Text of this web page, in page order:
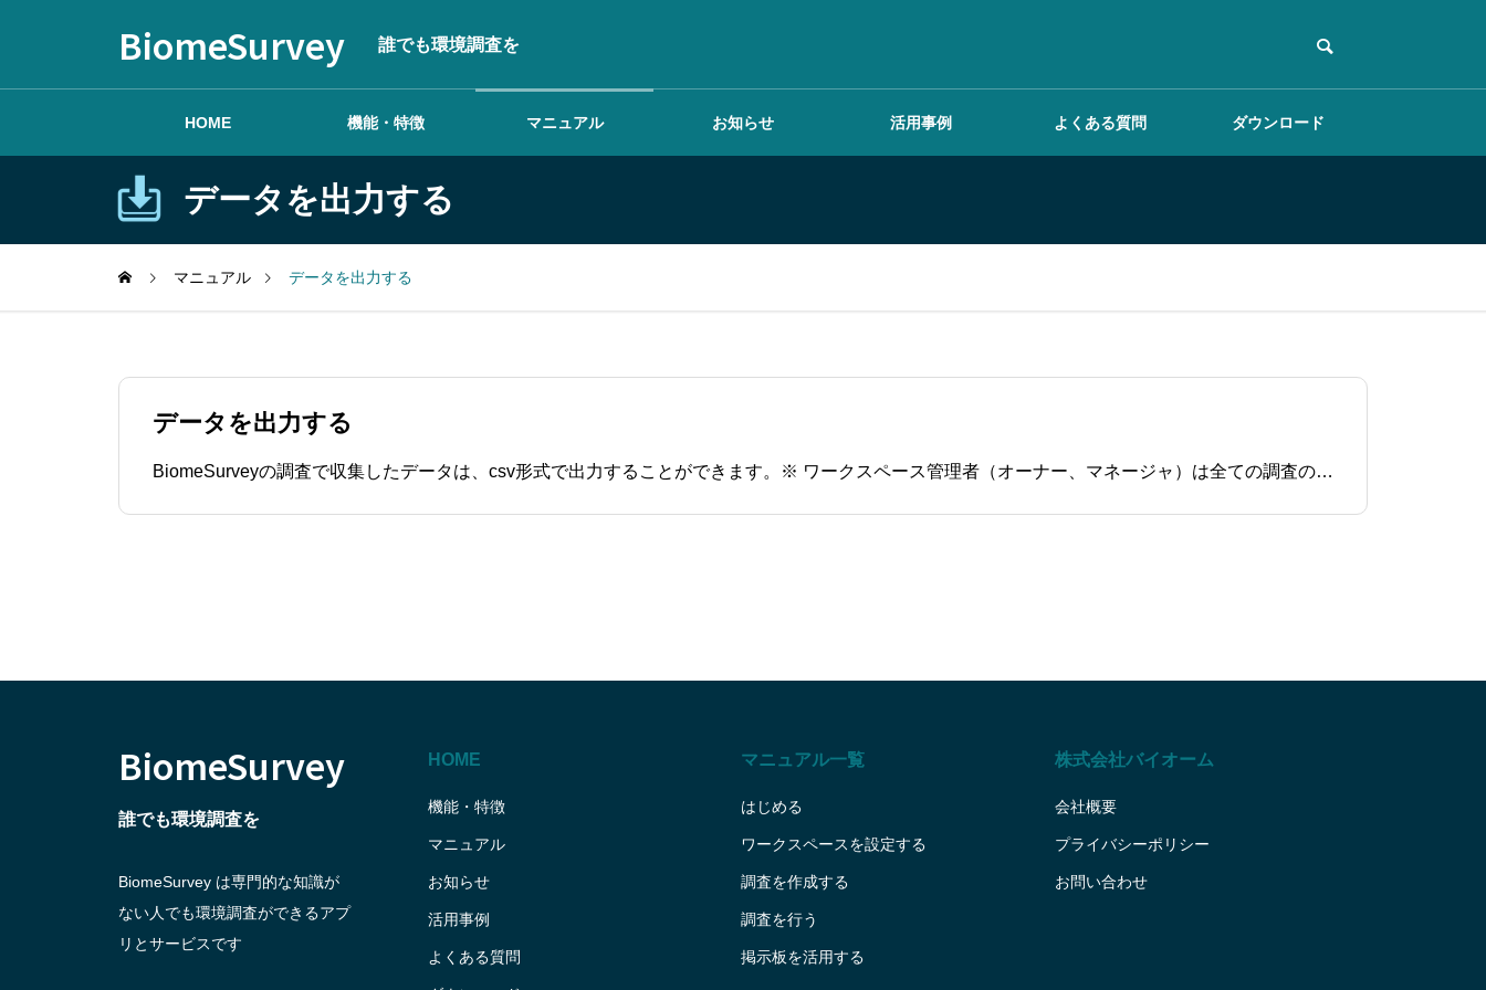
BiomeSurvey 誰でも環境調査を
HOME 機能・特徴 マニュアル お知らせ 活用事例 よくある質問 ダウンロード
はじめる
調査を作成する
データを出力する
マニュアル データを出力する
データを出力する
BiomeSurveyの調査で収集したデータは、csv形式で出力することができます。※ ワークスペース管理者（オーナー、マネージャ）は全ての調査のデータ出力ができます。※ 調査リーダーは、自身が作成した調査のみデータ出力ができます。権限について詳細はこちらをご覧ください。調査の出
HOME
機能・特徴
マニュアル
お知らせ
活用事例
よくある質問
マニュアル一覧
はじめる
ワークスペースを設定する
調査を作成する
調査を行う
掲示板を活用する
株式会社バイオーム
会社概要
プライバシーポリシー
お問い合わせ
BiomeSurvey
誰でも環境調査を
BiomeSurvey は専門的な知識が
ない人でも環境調査ができるアプ
リとサービスです